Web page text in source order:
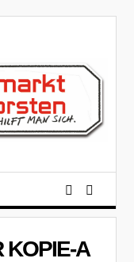
KOPIE-A